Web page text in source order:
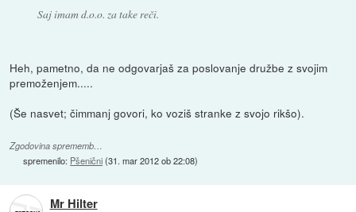
Saj imam d.o.o. za take reči.
Heh, pametno, da ne odgovarjaš za poslovanje družbe z svojim
premoženjem.....
(Še nasvet; čimmanj govori, ko voziš stranke z svojo rikšo).
Zgodovina sprememb…
spremenilo: Pšenični(31. mar 2012 ob 22:08)
Mr Hilter